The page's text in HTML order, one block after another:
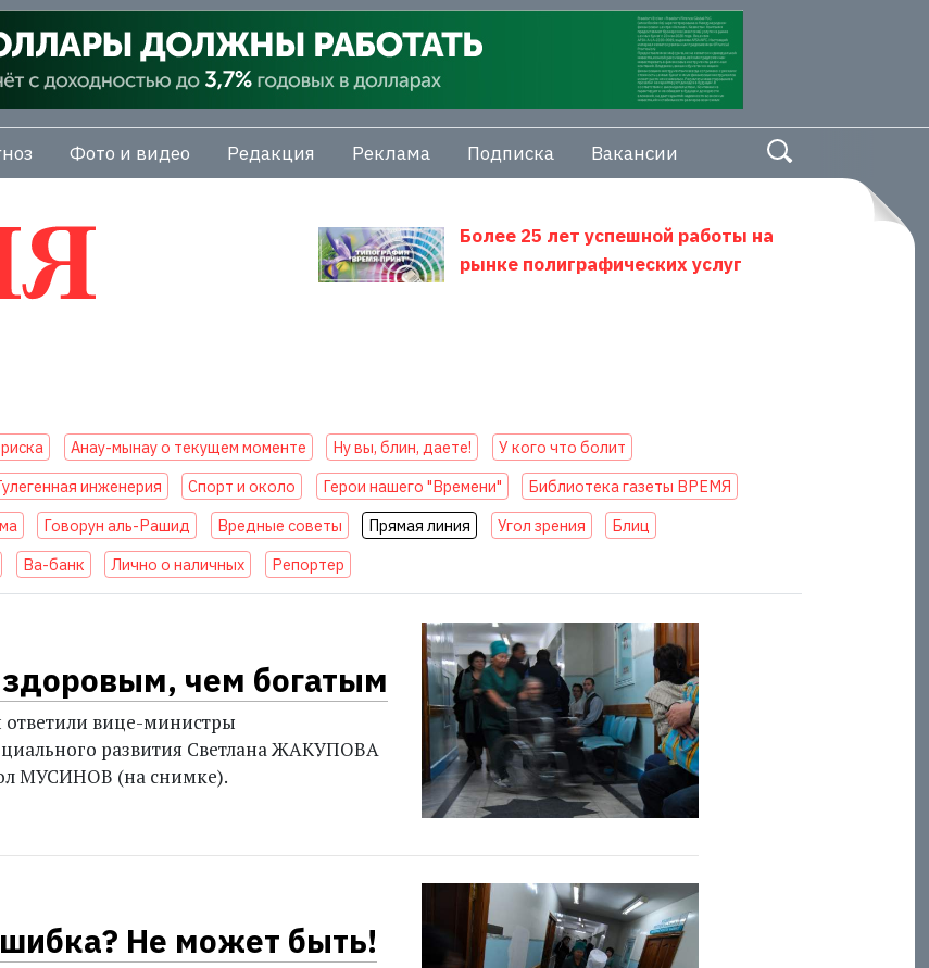
Фото и видео Редакция Реклама Подписка Вакансии
Более 25 лет успешной работы на
рынке полиграфических услуг
Анау-мынау о текущем моменте Ну вы, блин, даете!
У кого что болит
инженерия Спорт и около Герои нашего "Времени"
Библиотека газеты ВРЕМЯ
Говорун аль-Рашид Вредные советы Прямая линия Угол зрения
Блиц
Ва-банк Лично о наличных Репортер
чем богатым
ответили вице-министры
развития Светлана ЖАКУПОВА
МУСИНОВ (на снимке).
Не может быть!